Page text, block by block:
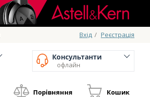
Вхід / Реєстрація
Консультанти
офлайн
Порівняння Кошик